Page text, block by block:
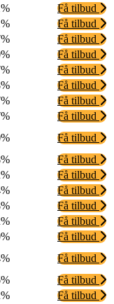
Få tilbud
Få tilbud
Få tilbud
Få tilbud
Få tilbud
Få tilbud
Få tilbud
Få tilbud
Få tilbud
Få tilbud
Få tilbud
Få tilbud
Få tilbud
Få tilbud
Få tilbud
Få tilbud
Få tilbud
Få tilbud